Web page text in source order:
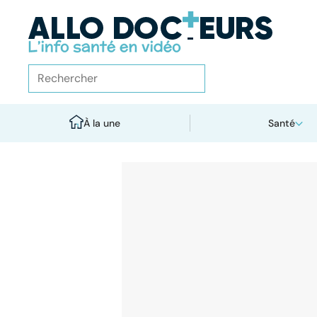
À la une Santé